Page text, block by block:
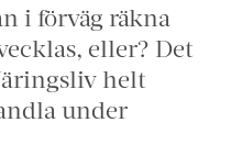
i förväg räkna
eller? Det
helt
under